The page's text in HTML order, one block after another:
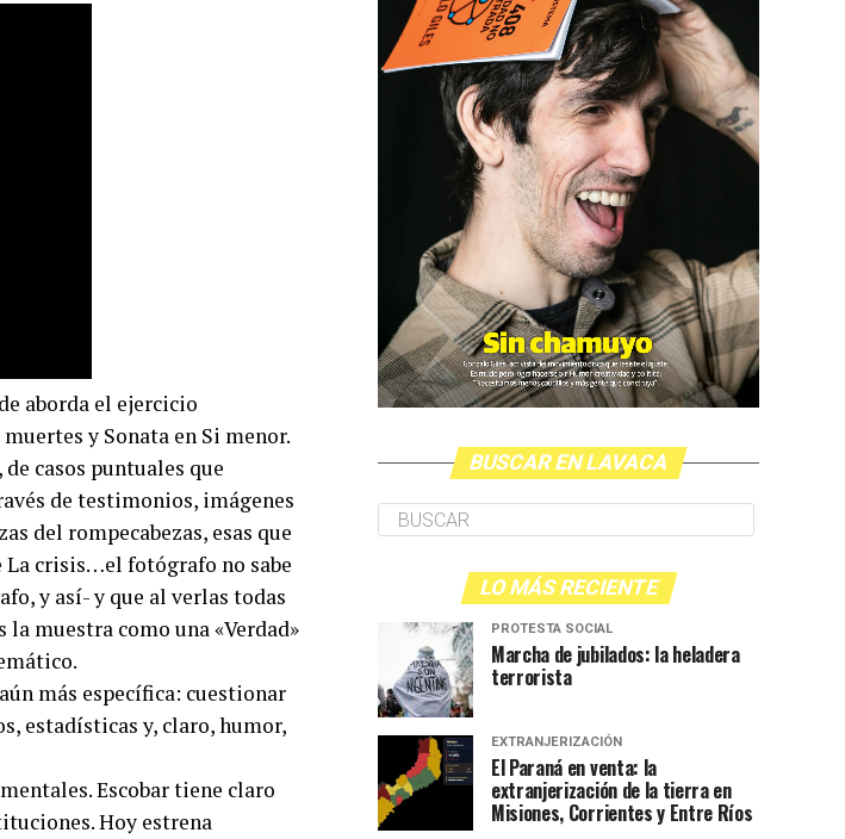
aborda el ejercicio
y Sonata en Si menor.
casos puntuales que
de testimonios, imágenes
del rompecabezas, esas que
La crisis…el fotógrafo no sabe
y así- y que al verlas todas
muestra como una «Verdad»
más específica: cuestionar
estadísticas y, claro, humor,
Escobar tiene claro
Hoy estrena
BUSCAR EN LAVACA
LO MÁS RECIENTE
PROTESTA SOCIAL
Marcha de jubilados: la heladera
terrorista
EXTRANJERIZACIÓN
El Paraná en venta: la
extranjerización de la tierra en
Misiones, Corrientes y Entre Ríos